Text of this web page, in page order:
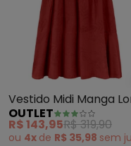
Vestido Midi Manga
Feminino (Vermelho)
OUTLET
R$ 143,95R$ 319,90
ou 4x de R$ 35,98 sem